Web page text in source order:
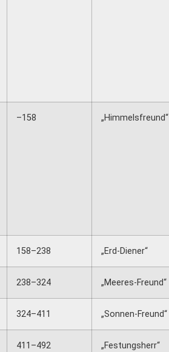
–158 „Himmelsfreund“
158–238 „Erd-Diener“
238–324 „Meeres-Freund“
324–411 „Sonnen-Freund“
411–492 „Festungsherr“